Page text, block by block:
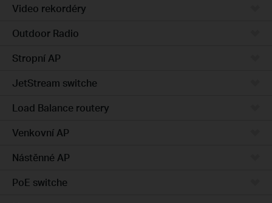
Video rekordéry
Outdoor Radio
Stropní AP
JetStream switche
Load Balance routery
Venkovní AP
Nástěnné AP
PoE switche